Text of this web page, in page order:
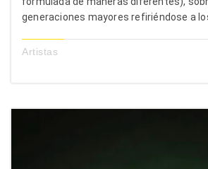
generaciones mayores refiriéndose a
Artistas